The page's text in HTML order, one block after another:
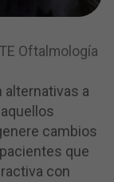
Oftalmología
alternativas a
cambios
que
con